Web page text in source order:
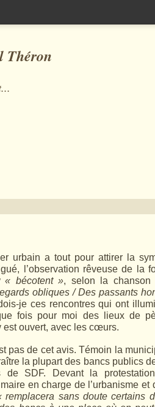
Théron
urbain a tout pour attirer la
l’observation rêveuse de la
« bécotent », selon la chanson
obliques / Des passants
je ces rencontres qui ont
fois pour moi des lieux de
est ouvert, avec les cœurs.
pas de cet avis. Témoin la
la plupart des bancs publics
de SDF. Devant la
en charge de l’urbanisme et
remplacera sans doute certains